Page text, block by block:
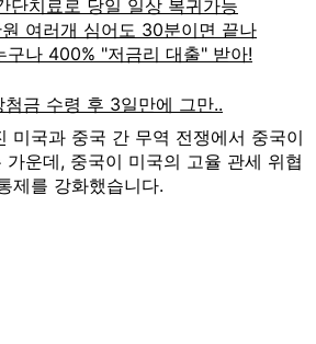
미국과 중국 간 무역 전쟁에서 중국이
운데, 중국이 미국의 고율 관세 위협
제를 강화했습니다.